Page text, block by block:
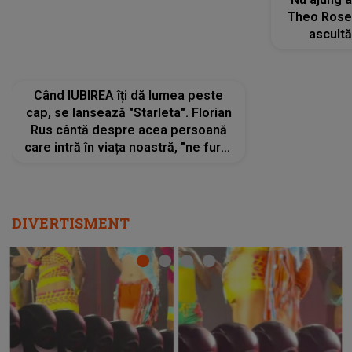
pentru care zâmbim
Theo
DIVERTISMENT